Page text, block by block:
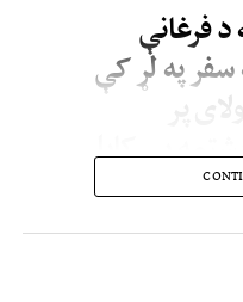
د فرغانې
په لړ کې
پر
یې کابل
و. د دغه سفر
او سوداګرو له
په